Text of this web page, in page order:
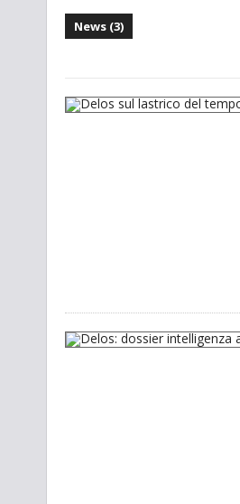
News (3)